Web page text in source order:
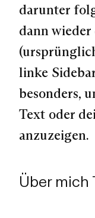
darunter
dann
linke
besonders,
Text oder
anzuzeigen.
Über mich